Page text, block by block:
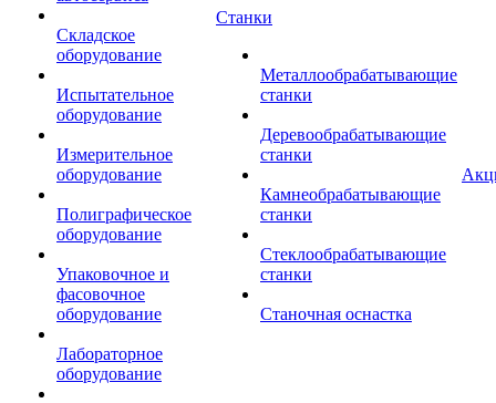
Складское
оборудование
Испытательное
оборудование
Измерительное
оборудование
Полиграфическое
оборудование
Упаковочное и
фасовочное
оборудование
Лабораторное
оборудование
Станки
Металлообрабатывающие
станки
Деревообрабатывающие
станки
Камнеобрабатывающие
станки
Стеклообрабатывающие
станки
Станочная оснастка